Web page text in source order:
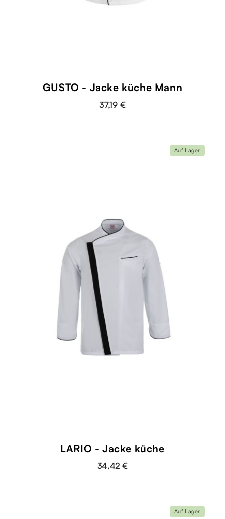
GUSTO - Jacke küche Mann
37,19 €
LARIO - Jacke küche
34,42 €
Auf Lager
Auf Lager